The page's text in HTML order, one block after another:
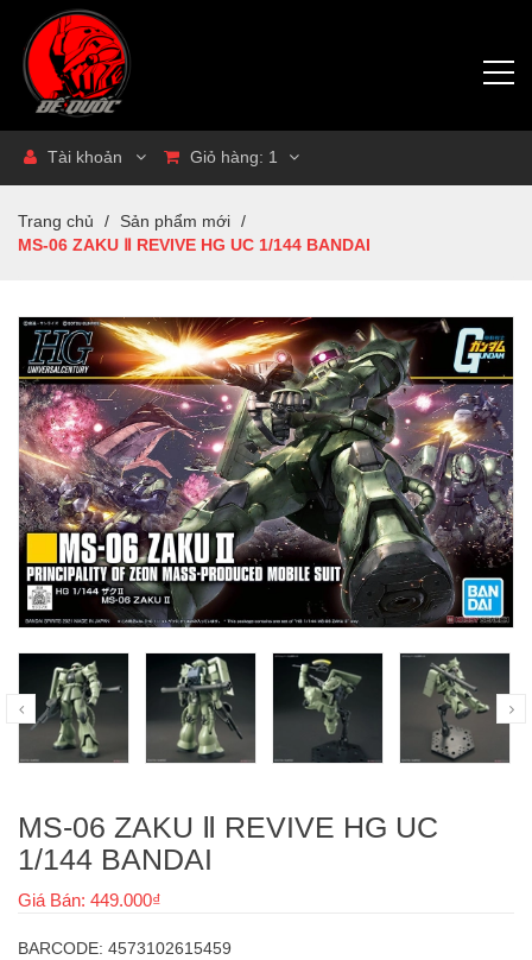
Tài khoản Giỏ hàng: 1
Trang chủ / Sản phẩm mới /
MS-06 ZAKU Ⅱ REVIVE HG UC 1/144 BANDAI
MS-06 ZAKU Ⅱ REVIVE HG UC
1/144 BANDAI
Giá Bán: 449.000₫
BARCODE: 4573102615459